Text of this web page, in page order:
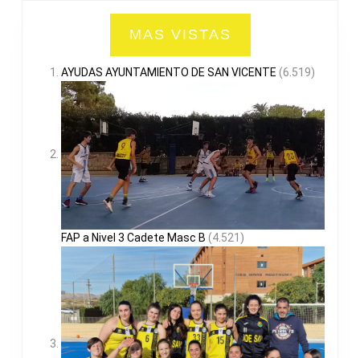
MAS VISTAS
AYUDAS AYUNTAMIENTO DE SAN VICENTE (6.519)
FAP a Nivel 3 Cadete Masc B (4.521)